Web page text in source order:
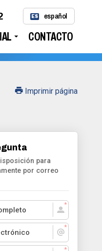
CONTACTO
ES español
Imprimir página
para
por correo